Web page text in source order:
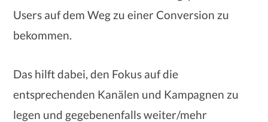
Users auf dem Weg zu einer Conversion zu
bekommen.
Das hilft dabei, den Fokus auf die
entsprechenden Kanälen und Kampagnen zu
legen und gegebenenfalls weiter/mehr